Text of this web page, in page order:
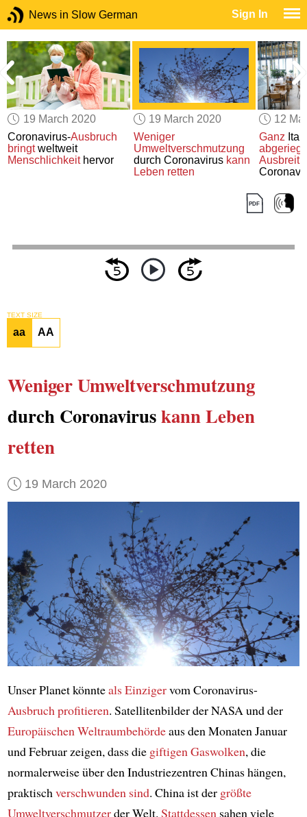
News in Slow German Sign In
19 March 2020
Coronavirus-Ausbruch
bringtweltweit
Menschlichkeithervor
19 March 2020
Weniger
Umweltverschmutzung
durch Coronavirus kann
Leben retten
12
Ganz
TEXT SIZE
aa AA
Weniger Umweltverschmutzung
durch Coronaviruskann Leben
retten
19 March 2020
Unser Planet könnteals Einzigervom Coronavirus-
Ausbruch profitieren. Satellitenbilder der NASA und der
Europäischen Weltraumbehördeaus den Monaten Januar
und Februar zeigen, dass die giftigen Gaswolken, die
normalerweise über den Industriezentren Chinas hängen,
praktisch verschwunden sind. China ist der größte
Umweltverschmutzerder Welt. Stattdessen sahen viele